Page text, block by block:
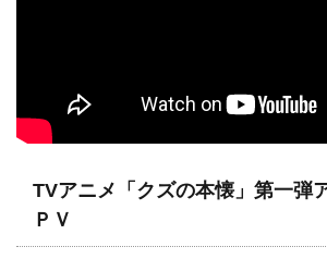
TVアニメ「クズの本懐」第一弾
ＰＶ